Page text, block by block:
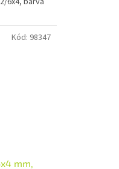
mm,
Kód: 98347